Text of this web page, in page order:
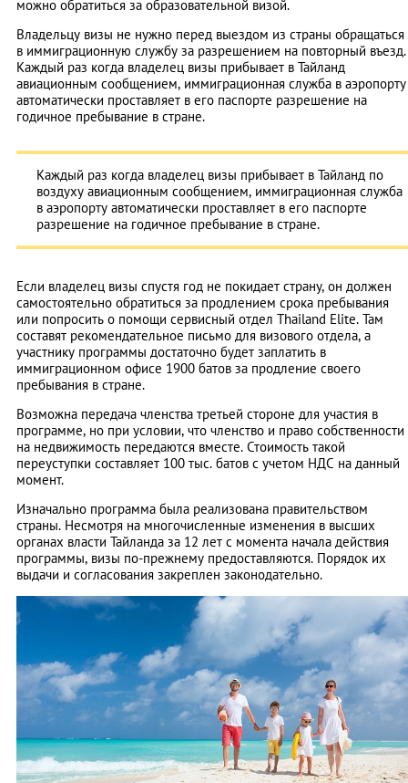
можно обратиться за образовательной визой.
Владельцу визы не нужно перед выездом из страны обращаться
в иммиграционную службу за разрешением на повторный въезд.
Каждый раз когда владелец визы прибывает в Тайланд
авиационным сообщением, иммиграционная служба в аэропорту
автоматически проставляет в его паспорте разрешение на
годичное пребывание в стране.
Каждый раз когда владелец визы прибывает в Тайланд по
воздуху авиационным сообщением, иммиграционная служба
в аэропорту автоматически проставляет в его паспорте
разрешение на годичное пребывание в стране.
Если владелец визы спустя год не покидает страну, он должен
самостоятельно обратиться за продлением срока пребывания
или попросить о помощи сервисный отдел Thailand Elite. Там
составят рекомендательное письмо для визового отдела, а
участнику программы достаточно будет заплатить в
иммиграционном офисе 1900 батов за продление своего
пребывания в стране.
Возможна передача членства третьей стороне для участия в
программе, но при условии, что членство и право собственности
на недвижимость передаются вместе. Стоимость такой
переуступки составляет 100 тыс. батов с учетом НДС на данный
момент.
Изначально программа была реализована правительством
страны. Несмотря на многочисленные изменения в высших
органах власти Тайланда за 12 лет с момента начала действия
программы, визы по-прежнему предоставляются. Порядок их
выдачи и согласования закреплен законодательно.